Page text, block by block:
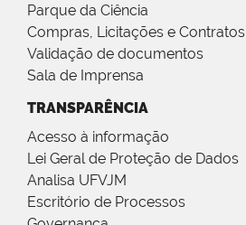
Parque da Ciência
Compras, Licitações e Contratos
Validação de documentos
Sala de Imprensa
TRANSPARÊNCIA
Acesso à informação
Lei Geral de Proteção de Dados
Analisa UFVJM
Escritório de Processos